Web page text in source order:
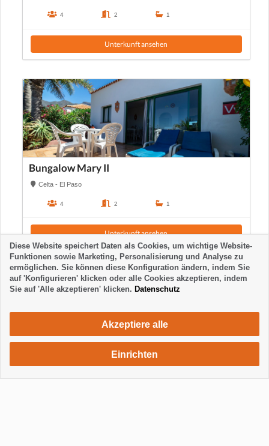
4 2 1
Unterkunft ansehen
Bungalow Mary II
Celta - El Paso
4 2 1
Unterkunft ansehen
518 €/ Woche
Diese Website speichert Daten als Cookies, um wichtige Website-
Funktionen sowie Marketing, Personalisierung und Analyse zu
ermöglichen. Sie können diese Konfiguration ändern, indem Sie
auf 'Konfigurieren' klicken oder alle Cookies akzeptieren, indem
Sie auf 'Alle akzeptieren' klicken. Datenschutz
Akzeptiere alle
Einrichten